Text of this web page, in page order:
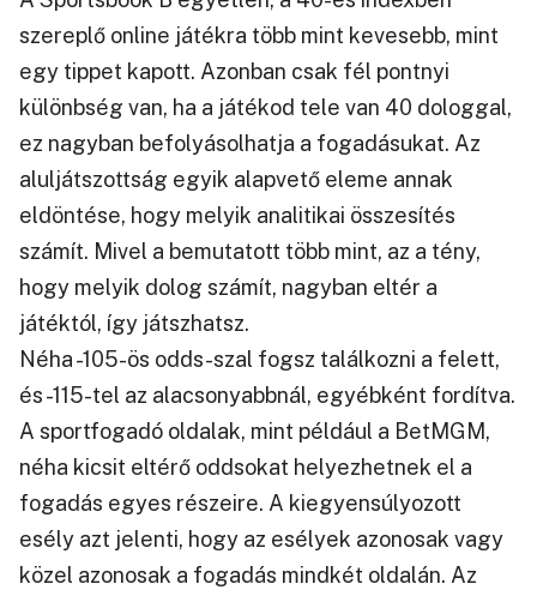
szereplő online játékra több mint kevesebb, mint
egy tippet kapott. Azonban csak fél pontnyi
különbség van, ha a játékod tele van 40 dologgal,
ez nagyban befolyásolhatja a fogadásukat. Az
aluljátszottság egyik alapvető eleme annak
eldöntése, hogy melyik analitikai összesítés
számít. Mivel a bemutatott több mint, az a tény,
hogy melyik dolog számít, nagyban eltér a
játéktól, így játszhatsz.
Néha -105-ös odds-szal fogsz találkozni a felett,
és -115-tel az alacsonyabbnál, egyébként fordítva.
A sportfogadó oldalak, mint például a BetMGM,
néha kicsit eltérő oddsokat helyezhetnek el a
fogadás egyes részeire. A kiegyensúlyozott
esély azt jelenti, hogy az esélyek azonosak vagy
közel azonosak a fogadás mindkét oldalán. Az